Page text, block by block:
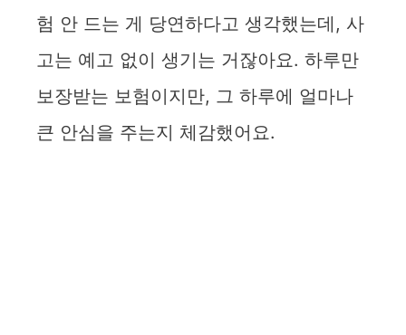
험 안 드는 게 당연하다고 생각했는데, 사
고는 예고 없이 생기는 거잖아요. 하루만
보장받는 보험이지만, 그 하루에 얼마나
큰 안심을 주는지 체감했어요.